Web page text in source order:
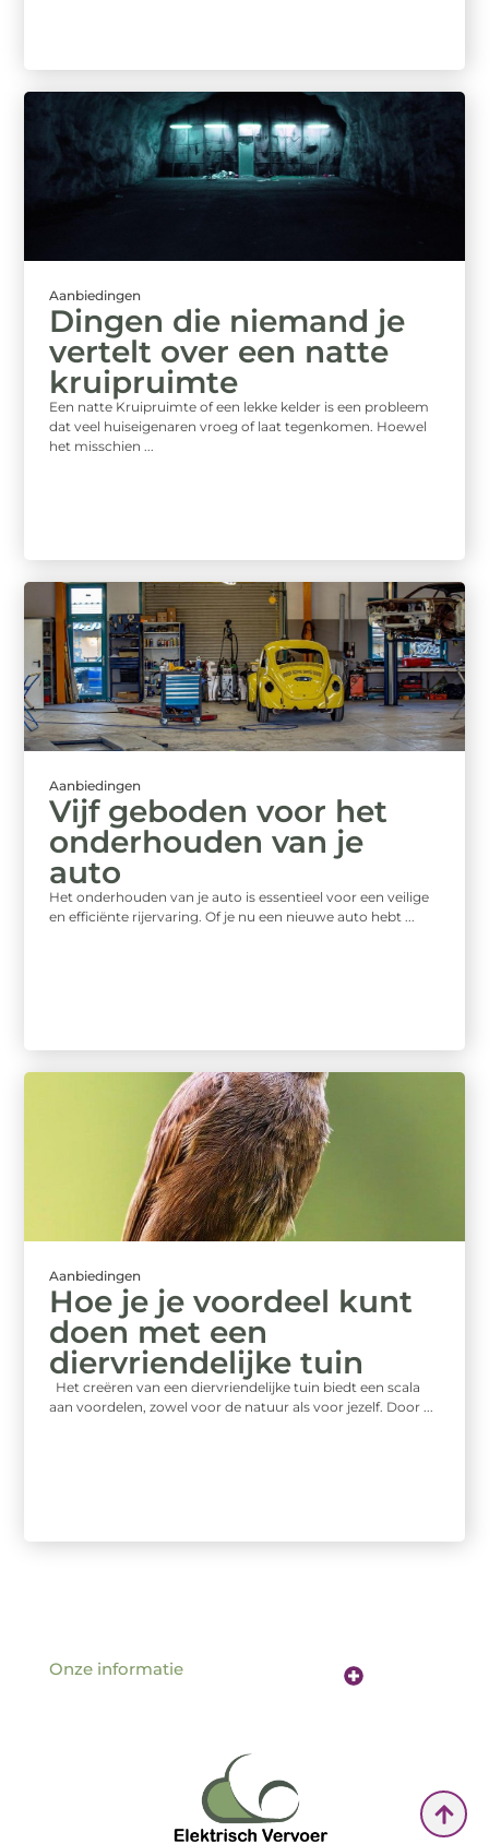
Aanbiedingen
Dingen die niemand je
vertelt over een natte
kruipruimte
Een natte Kruipruimte of een lekke kelder is een probleem
dat veel huiseigenaren vroeg of laat tegenkomen. Hoewel
het misschien ...
Aanbiedingen
Vijf geboden voor het
onderhouden van je
auto
Het onderhouden van je auto is essentieel voor een veilige
en efficiënte rijervaring. Of je nu een nieuwe auto hebt ...
Aanbiedingen
Hoe je je voordeel kunt
doen met een
diervriendelijke tuin
Het creëren van een diervriendelijke tuin biedt een scala
aan voordelen, zowel voor de natuur als voor jezelf. Door ...
Onze informatie